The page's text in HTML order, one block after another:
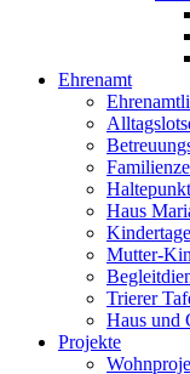
Ehrenamt
Haltepunkt
Haus
Mutter-
Trierer
Haus und
Projekte